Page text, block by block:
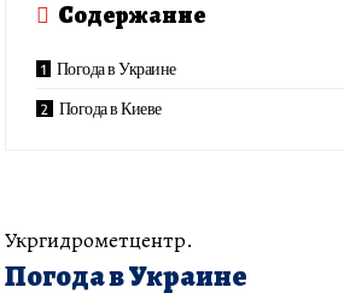
Содержание
Погода в Украине
Погода в Киеве
Укргидрометцентр.
Погода в Украине